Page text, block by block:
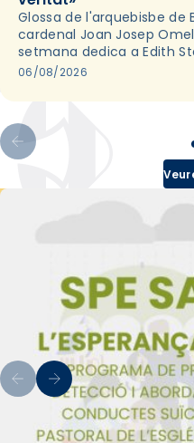
Glossa de l'arquebisbe de
cardenal Joan Josep
setmana dedica a Edith
06/08/2026